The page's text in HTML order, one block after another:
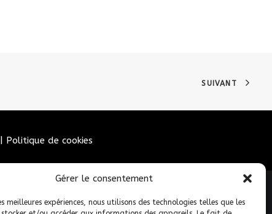
Gérer le consentement
meilleures expériences, nous utilisons des technologies telles que les
SUIVANT
Politique de cookies